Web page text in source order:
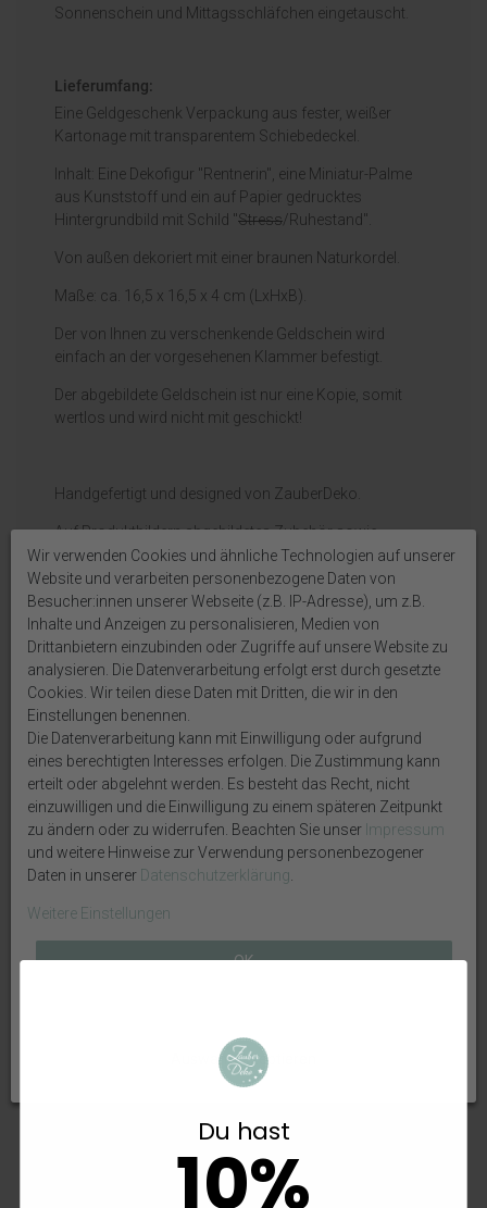
Sonnenschein und Mittagsschläfchen eingetauscht.
Lieferumfang:
Eine Geldgeschenk Verpackung aus fester, weißer
Kartonage mit transparentem Schiebedeckel.
Inhalt: Eine Dekofigur "Rentnerin", eine Miniatur-Palme
aus Kunststoff und ein auf Papier gedrucktes
Hintergrundbild mit Schild "Stress/Ruhestand".
Von außen dekoriert mit einer braunen Naturkordel.
Maße: ca. 16,5 x 16,5 x 4 cm (LxHxB).
Der von Ihnen zu verschenkende Geldschein wird
einfach an der vorgesehenen Klammer befestigt.
Der abgebildete Geldschein ist nur eine Kopie, somit
wertlos und wird nicht mit geschickt!
Handgefertigt und designed von ZauberDeko.
Auf Produktbildern abgebildetes Zubehör sowie
Dekoartikel gehören nicht zum Lieferumfang, sofern
diese nicht ausdrücklich eingeschlossen werden.
Weitere interessante Artikel
Holz Bilderrahmen -
Geldgeschenk Verpackung
Wir verwenden Cookies und ähnliche Technologien auf unserer
Website und verarbeiten personenbezogene Daten von
Besucher:innen unserer Webseite (z.B. IP-Adresse), um z.B.
Inhalte und Anzeigen zu personalisieren, Medien von
Drittanbietern einzubinden oder Zugriffe auf unsere Website zu
analysieren. Die Datenverarbeitung erfolgt erst durch gesetzte
Cookies. Wir teilen diese Daten mit Dritten, die wir in den
Einstellungen benennen.
Die Datenverarbeitung kann mit Einwilligung oder aufgrund
eines berechtigten Interesses erfolgen. Die Zustimmung kann
erteilt oder abgelehnt werden. Es besteht das Recht, nicht
einzuwilligen und die Einwilligung zu einem späteren Zeitpunkt
zu ändern oder zu widerrufen. Beachten Sie unser Impressum
und weitere Hinweise zur Verwendung personenbezogener
Daten in unserer Daten­schutz­erklärung
Weitere Einstellungen
OK
Auswahl akzeptieren
Du hast
10%